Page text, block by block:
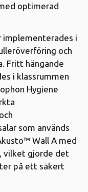
optimerad
implementerades i
och
Fritt hängande
i klassrummen
Hygiene
som används
Wall A med
vilket gjorde det
på ett säkert